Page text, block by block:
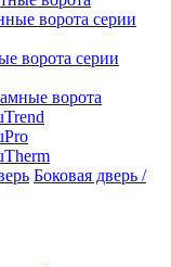
ворота серии
ворота
Боковая дверь /